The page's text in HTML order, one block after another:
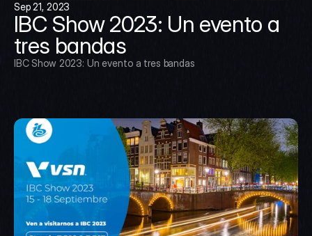
Sep 21, 2023
IBC Show 2023: Un evento a
tres bandas
IBC Show 2023: Un evento a tres bandas